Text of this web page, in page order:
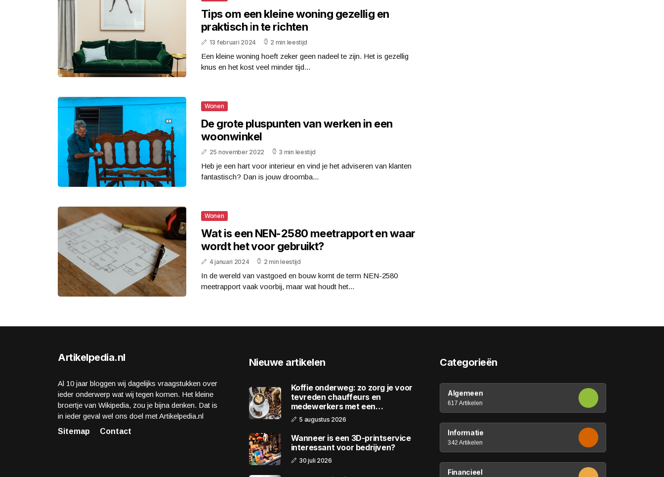
Tips om een kleine woning gezellig en
praktisch in te richten
13 februari 2024 2 min leestijd
Een kleine woning hoeft zeker geen nadeel te zijn. Het is gezellig
knus en het kost veel minder tijd...
Wonen
De grote pluspunten van werken in een
woonwinkel
25 november 2022 3 min leestijd
Heb je een hart voor interieur en vind je het adviseren van klanten
fantastisch? Dan is jouw droomba...
Wonen
Wat is een NEN-2580 meetrapport en waar
wordt het voor gebruikt?
4 januari 2024 2 min leestijd
In de wereld van vastgoed en bouw komt de term NEN-2580
meetrapport vaak voorbij, maar wat houdt het...
Artikelpedia.nl
Al 10 jaar bloggen wij dagelijks vraagstukken over
ieder onderwerp wat wij tegen komen. Het kleine
broertje van Wikipedia, zou je bijna denken. Dat is
in ieder geval wel ons doel met Artikelpedia.nl
Sitemap
Contact
Nieuwe artikelen
Koffie onderweg: zo zorg je voor
tevreden chauffeurs en
medewerkers met een
wagenpark
5 augustus 2026
Wanneer is een 3D-printservice
interessant voor bedrijven?
30 juli 2026
Categorieën
Algemeen
617 Artikelen
Informatie
342 Artikelen
Financieel